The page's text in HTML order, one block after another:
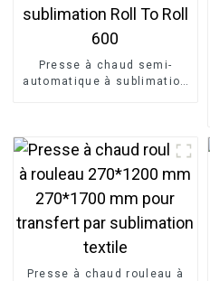
Presse à chaud semi-
automatique à sublimation
Presse à chaud rouleau à